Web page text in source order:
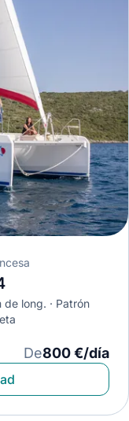
de long.
Patrón
De800 €/día